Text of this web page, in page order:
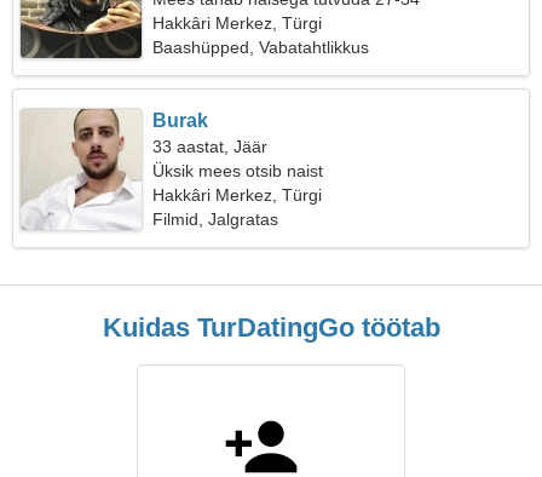
Hakkâri Merkez, Türgi
Baashüpped, Vabatahtlikkus
Burak
33 aastat, Jäär
Üksik mees otsib naist
Hakkâri Merkez, Türgi
Filmid, Jalgratas
Kuidas TurDatingGo töötab